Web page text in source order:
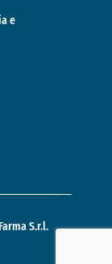
e
S.r.l.